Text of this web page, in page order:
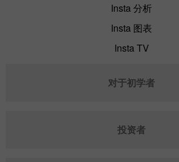
Insta 分析
Insta 图表
Insta TV
对于初学者
投资者